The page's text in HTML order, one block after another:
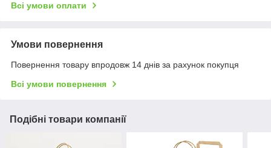
Всі умови оплати
Умови повернення
Повернення товару впродовж 14 днів за рахунок покупця
Всі умови повернення
Подібні товари компанії